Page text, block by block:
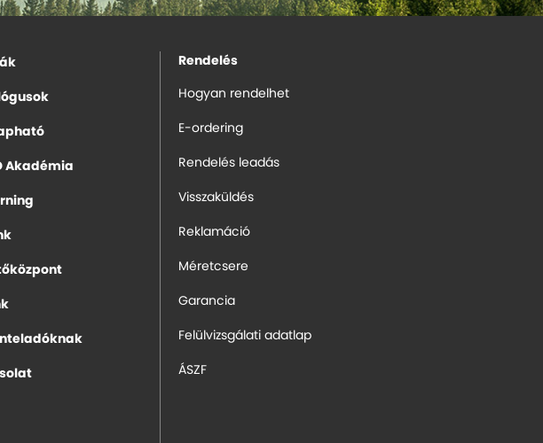
Akadémia
Rendelés
Hogyan rendelhet
E-ordering
Rendelés leadás
Visszaküldés
Reklamáció
Méretcsere
Garancia
Felülvizsgálati adatlap
ÁSZF